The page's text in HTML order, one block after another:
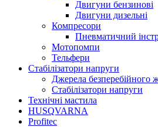
Двигуни бензинові
Двигуни дизельні
Компресори
Пневматичний
Мотопомпи
Тельфери
Стабілізатори напруги
Джерела безперебійного
Стабілізатори напруги
Технічні мастила
HUSQVARNA
Profitec